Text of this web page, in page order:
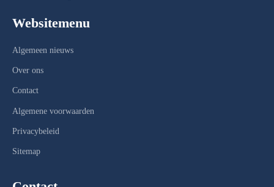
Websitemenu
Algemeen nieuws
Over ons
Contact
Algemene voorwaarden
Privacybeleid
Sitemap